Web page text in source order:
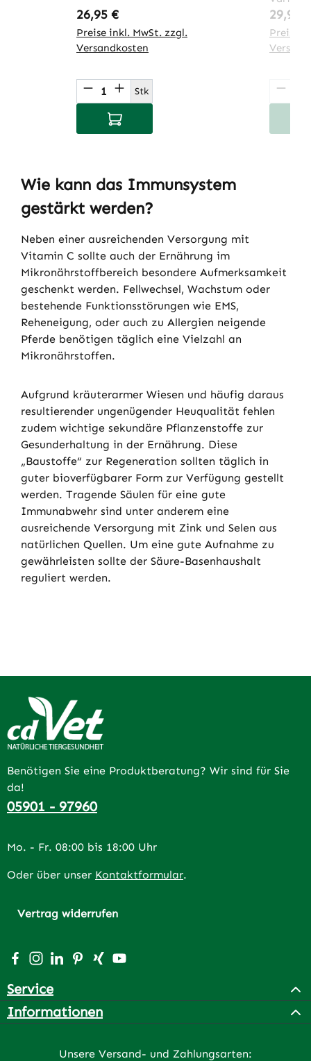
Regulärer Preis:
26,95 €
Preise inkl. MwSt. zzgl.
Versandkosten
Produkt Anzahl: Gib den
Stk
In den Warenkorb
29,95 €
Preise
Wie kann das Immunsystem
gestärkt werden?
Neben einer ausreichenden Versorgung mit
Vitamin C sollte auch der Ernährung im
Mikronährstoffbereich besondere Aufmerksamkeit
geschenkt werden. Fellwechsel, Wachstum oder
bestehende Funktionsstörungen wie EMS,
Reheneigung, oder auch zu Allergien neigende
Pferde benötigen täglich eine Vielzahl an
Mikronährstoffen.
Aufgrund kräuterarmer Wiesen und häufig daraus
resultierender ungenügender Heuqualität fehlen
zudem wichtige sekundäre Pflanzenstoffe zur
Gesunderhaltung in der Ernährung. Diese
„Baustoffe“ zur Regeneration sollten täglich in
guter bioverfügbarer Form zur Verfügung gestellt
werden. Tragende Säulen für eine gute
Immunabwehr sind unter anderem eine
ausreichende Versorgung mit Zink und Selen aus
natürlichen Quellen. Um eine gute Aufnahme zu
gewährleisten sollte der Säure-Basenhaushalt
reguliert werden.
Benötigen Sie eine Produktberatung? Wir sind für Sie
da!
05901 - 97960
Mo. - Fr. 08:00 bis 18:00 Uhr
Oder über unser Kontaktformular.
Vertrag widerrufen
Besuche uns auf Facebook – öffnet in neuem Tab
Schau auf Instagram vorbei – öffnet in neuem Tab
Vernetze dich mit uns auf LinkedIn – öffnet in
Lass dich auf Pinterest inspirieren – öffnet
Vernetze dich mit uns auf Xing – öffnet
Sieh dir unsere Videos auf YouTube
Service
Informationen
Unsere Versand- und Zahlungsarten: